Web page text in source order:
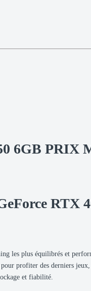
6GB PRIX
RTX
les plus équilibrés et
pour profiter des derniers
et fiabilité.